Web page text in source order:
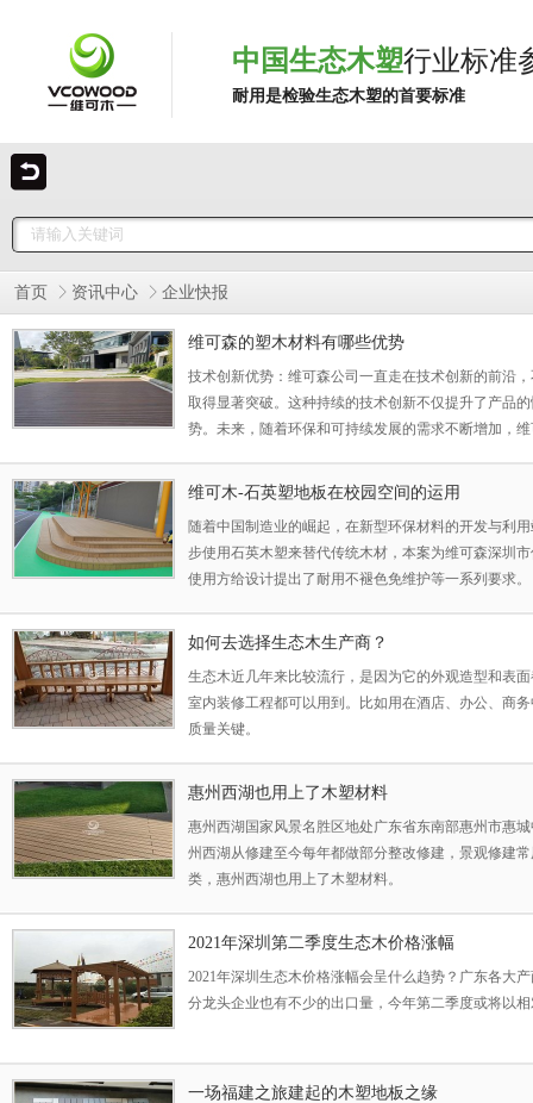
中国生态木塑行业标准
耐用是检验生态木塑的首要标准
首页 资讯中心 企业快报
维可森的塑木材料有哪些优势
技术创新优势：维可森公司一直走在技术创新的前沿
取得显著突破。这种持续的技术创新不仅提升了产品
势。未来，随着环保和可持续发展的需求不断增加，
需求将持续增长。维可森凭借其高品质、环保的塑木
维可木-石英塑地板在校园空间的运用
随着中国制造业的崛起，在新型环保材料的开发与利
步使用石英木塑来替代传统木材，本案为维可森深圳
使用方给设计提出了耐用不褪色免维护等一系列要求
属容易腐朽老化。 在业主方意见与维可森技术部沟通
如何去选择生态木生产商？
生态木近几年来比较流行，是因为它的外观造型和表
室内装修工程都可以用到。比如用在酒店、办公、商
质量关键。
惠州西湖也用上了木塑材料
惠州西湖国家风景名胜区地处广东省东南部惠州市惠
州西湖从修建至今每年都做部分整改修建，景观修建
类，惠州西湖也用上了木塑材料。
2021年深圳第二季度生态木价格涨幅
2021年深圳生态木价格涨幅会呈什么趋势？广东各大
分龙头企业也有不少的出口量，今年第二季度或将以
一场福建之旅建起的木塑地板之缘